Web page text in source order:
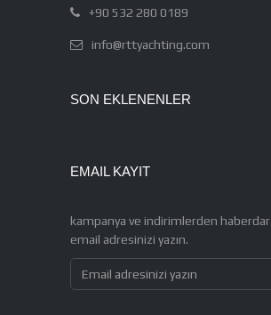
+90 532 280 0189
info@rttyachting.com
SON EKLENENLER
EMAIL KAYIT
kampanya ve indirimlerden
email adresinizi yazın.